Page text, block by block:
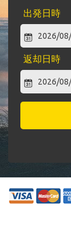
出発日時
返却日時